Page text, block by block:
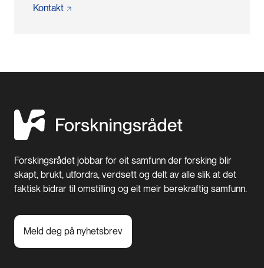
Kontakt
Forskingsrådet jobbar for eit samfunn der forsking blir
skapt, brukt, utfordra, verdsett og delt av alle slik at det
faktisk bidrar til omstilling og eit meir berekraftig samfunn.
Meld deg på nyhetsbrev